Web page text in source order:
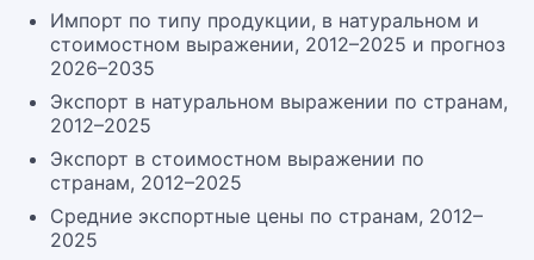
Импорт по типу продукции, в натуральном и
стоимостном выражении, 2012–2025 и прогноз
2026–2035
Экспорт в натуральном выражении по странам,
2012–2025
Экспорт в стоимостном выражении по
странам, 2012–2025
Средние экспортные цены по странам, 2012–
2025